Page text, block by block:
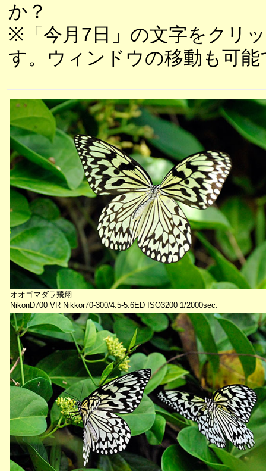
か？
※「今月7日」の文字をクリ
す。ウィンドウの移動も可
オオゴマダラ飛翔
NikonD700 VR Nikkor70-300/4.5-5.6ED ISO3200 1/2000sec.